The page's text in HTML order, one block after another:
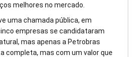
melhores no mercado.
uma chamada pública, em
empresas se candidataram
mas apenas a Petrobras
completa, mas com um valor que